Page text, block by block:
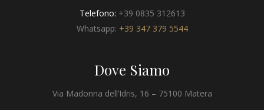
Telefono: +39 0835 312613
Whatsapp: +39 347 379 5544
Dove Siamo
Via Madonna dell’Idris, 16 – 75100 Matera